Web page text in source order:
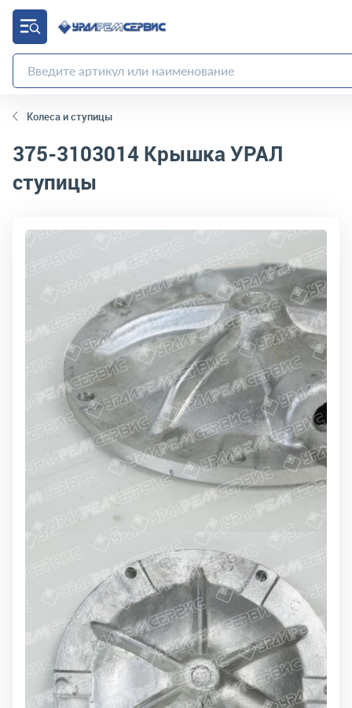
Колеса и ступицы
375-3103014Крышка УРАЛ
ступицы
код товара:664